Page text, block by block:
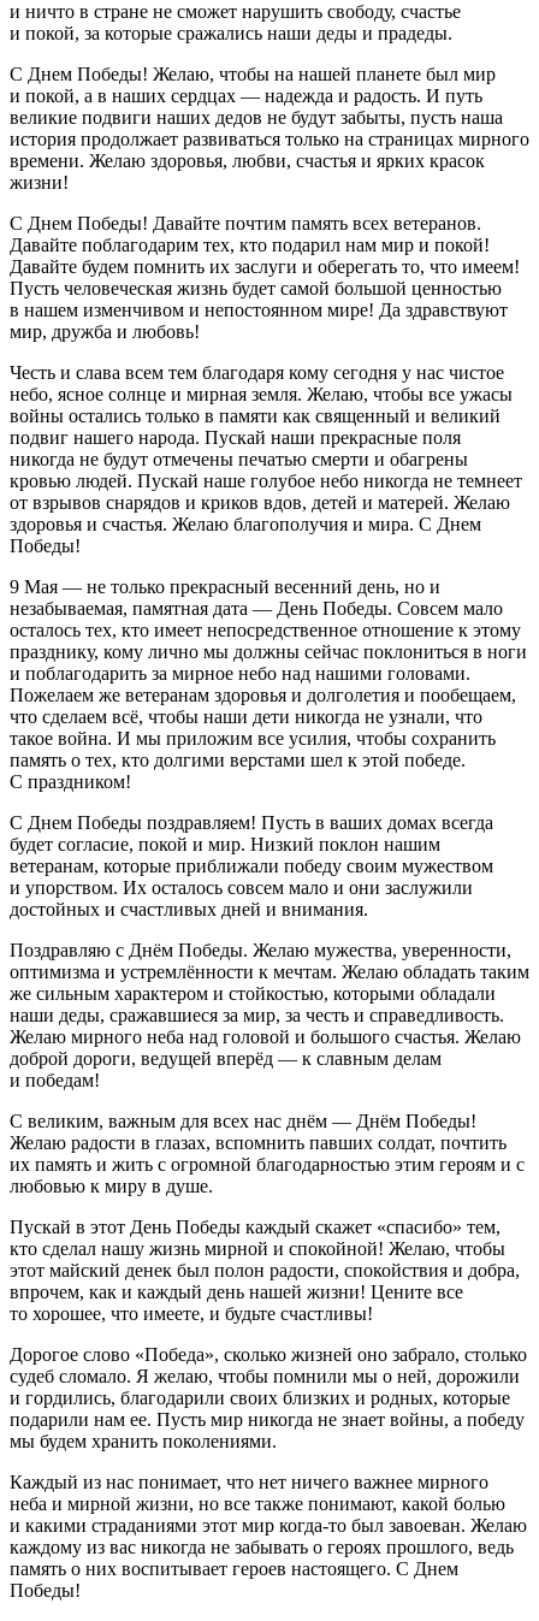
и ничто в стране не сможет нарушить свободу, счастье
и покой, за которые сражались наши деды и прадеды.
С Днем Победы! Желаю, чтобы на нашей планете был мир
и покой, а в наших сердцах — надежда и радость. И путь
великие подвиги наших дедов не будут забыты, пусть наша
история продолжает развиваться только на страницах мирного
времени. Желаю здоровья, любви, счастья и ярких красок
жизни!
С Днем Победы! Давайте почтим память всех ветеранов.
Давайте поблагодарим тех, кто подарил нам мир и покой!
Давайте будем помнить их заслуги и оберегать то, что имеем!
Пусть человеческая жизнь будет самой большой ценностью
в нашем изменчивом и непостоянном мире! Да здравствуют
мир, дружба и любовь!
Честь и слава всем тем благодаря кому сегодня у нас чистое
небо, ясное солнце и мирная земля. Желаю, чтобы все ужасы
войны остались только в памяти как священный и великий
подвиг нашего народа. Пускай наши прекрасные поля
никогда не будут отмечены печатью смерти и обагрены
кровью людей. Пускай наше голубое небо никогда не темнеет
от взрывов снарядов и криков вдов, детей и матерей. Желаю
здоровья и счастья. Желаю благополучия и мира. С Днем
Победы!
9 Мая — не только прекрасный весенний день, но и
незабываемая, памятная дата — День Победы. Совсем мало
осталось тех, кто имеет непосредственное отношение к этому
празднику, кому лично мы должны сейчас поклониться в ноги
и поблагодарить за мирное небо над нашими головами.
Пожелаем же ветеранам здоровья и долголетия и пообещаем,
что сделаем всё, чтобы наши дети никогда не узнали, что
такое война. И мы приложим все усилия, чтобы сохранить
память о тех, кто долгими верстами шел к этой победе.
С праздником!
С Днем Победы поздравляем! Пусть в ваших домах всегда
будет согласие, покой и мир. Низкий поклон нашим
ветеранам, которые приближали победу своим мужеством
и упорством. Их осталось совсем мало и они заслужили
достойных и счастливых дней и внимания.
Поздравляю с Днём Победы. Желаю мужества, уверенности,
оптимизма и устремлённости к мечтам. Желаю обладать таким
же сильным характером и стойкостью, которыми обладали
наши деды, сражавшиеся за мир, за честь и справедливость.
Желаю мирного неба над головой и большого счастья. Желаю
доброй дороги, ведущей вперёд — к славным делам
и победам!
С великим, важным для всех нас днём — Днём Победы!
Желаю радости в глазах, вспомнить павших солдат, почтить
их память и жить с огромной благодарностью этим героям и с
любовью к миру в душе.
Пускай в этот День Победы каждый скажет «спасибо» тем,
кто сделал нашу жизнь мирной и спокойной! Желаю, чтобы
этот майский денек был полон радости, спокойствия и добра,
впрочем, как и каждый день нашей жизни! Цените все
то хорошее, что имеете, и будьте счастливы!
Дорогое слово «Победа», сколько жизней оно забрало, столько
судеб сломало. Я желаю, чтобы помнили мы о ней, дорожили
и гордились, благодарили своих близких и родных, которые
подарили нам ее. Пусть мир никогда не знает войны, а победу
мы будем хранить поколениями.
Каждый из нас понимает, что нет ничего важнее мирного
неба и мирной жизни, но все также понимают, какой болью
и какими страданиями этот мир когда-то был завоеван. Желаю
каждому из вас никогда не забывать о героях прошлого, ведь
память о них воспитывает героев настоящего. С Днем
Победы!